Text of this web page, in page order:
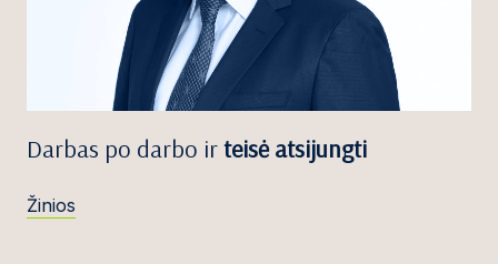
Darbas po darbo irteisė atsijungti
Žinios